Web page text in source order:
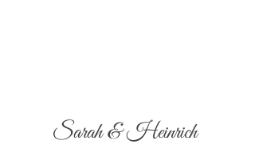
Sarah & Heinrich